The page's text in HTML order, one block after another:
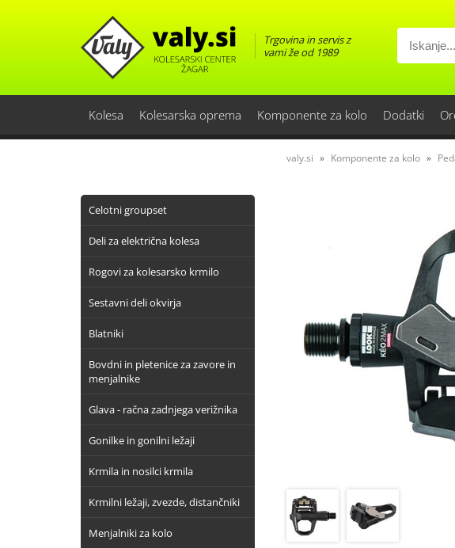
Trgovina in servis z
vami že od 1989
Kolesa Kolesarska oprema Komponente za kolo Dodatki
Celotni groupset
Deli za električna kolesa
Rogovi za kolesarsko krmilo
Sestavni deli okvirja
Blatniki
Bovdni in pletenice za zavore in
menjalnike
Glava - račna zadnjega verižnika
Gonilke in gonilni ležaji
Krmila in nosilci krmila
Krmilni ležaji, zvezde, distančniki
Menjalniki za kolo
valy.si Komponente za kolo